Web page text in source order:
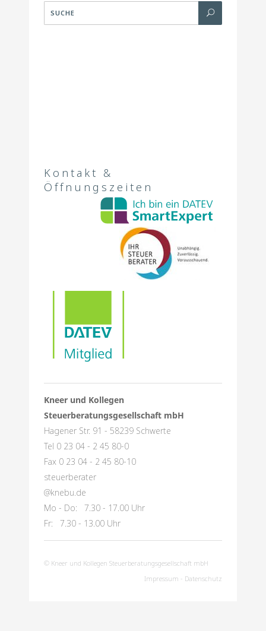
Kontakt &
Öffnungszeiten
Kneer und Kollegen
Steuerberatungsgesellschaft mbH
Hagener Str. 91 - 58239 Schwerte
Tel 0 23 04 - 2 45 80-0
Fax 0 23 04 - 2 45 80-10
steuerberater
@knebu.de
Mo - Do: 7.30 - 17.00 Uhr
Fr: 7.30 - 13.00 Uhr
© Kneer und Kollegen Steuerberatungsgesellschaft mbH
Impressum - Datenschutz